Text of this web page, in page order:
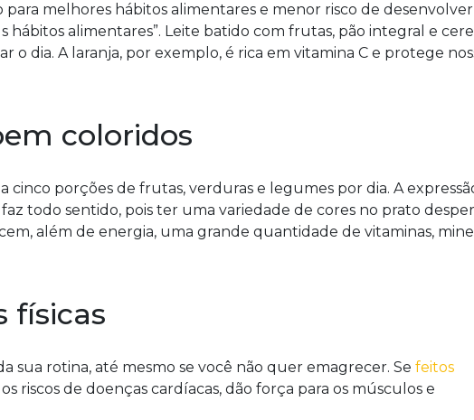
melhores hábitos alimentares e menor risco de desenvolver
hábitos alimentares”. Leite batido com frutas, pão integral e
o dia. A laranja, por exemplo, é rica em vitamina C e protege
coloridos
cinco porções de frutas, verduras e legumes por dia. A
todo sentido, pois ter uma variedade de cores no prato
além de energia, uma grande quantidade de vitaminas,
físicas
sua rotina, até mesmo se você não quer emagrecer. Se feitos
riscos de doenças cardíacas, dão força para os músculos e